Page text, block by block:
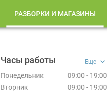
РАЗБОРКИ И МАГАЗИНЫ
Часы работы Еще
Понедельник
09:00 - 19:00
Вторник
09:00 - 19:00